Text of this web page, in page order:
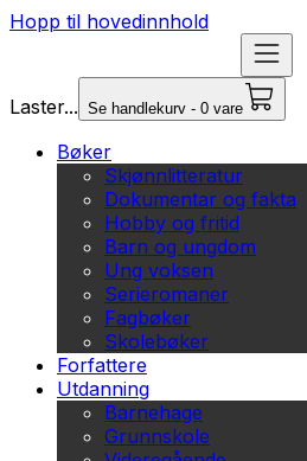
Hopp til hovedinnhold
Laster... Se handlekurv - 0 vare
Bøker
Skjønnlitteratur
Dokumentar og fakta
Hobby og fritid
Barn og ungdom
Ung voksen
Serieromaner
Fagbøker
Skolebøker
Forfattere
Utdanning
Barnehage
Grunnskole